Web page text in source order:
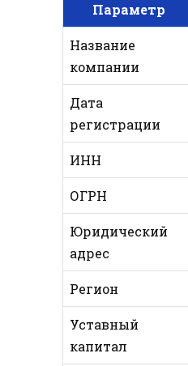
Параметр
Название
компании
Дата
регистрации
ИНН
ОГРН
Юридический
адрес
Регион
Уставный
капитал